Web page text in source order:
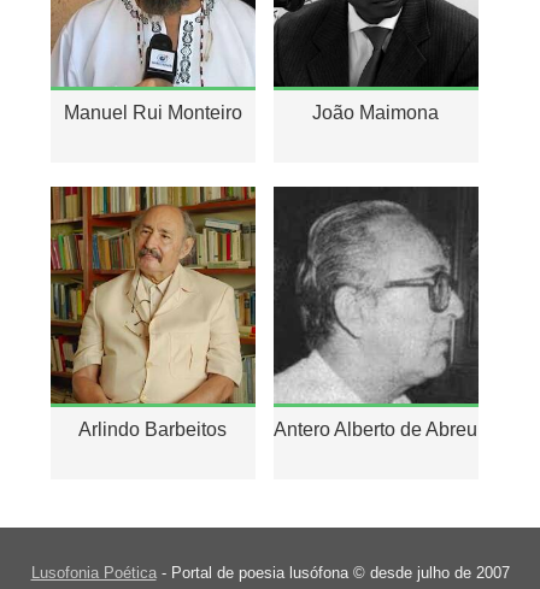
Manuel Rui Monteiro João Maimona
Arlindo Barbeitos Antero Alberto de Abreu
Lusofonia Poética- Portal de poesia lusófona © desde julho de 2007